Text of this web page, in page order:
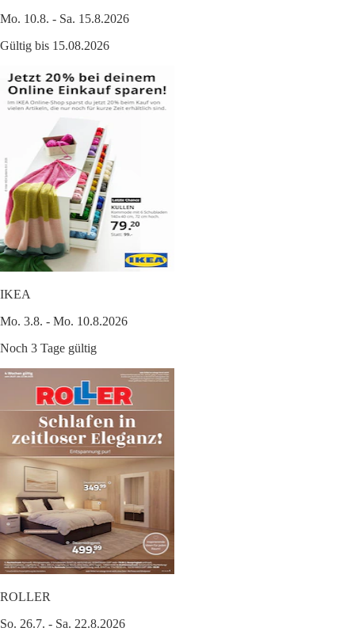
Mo. 10.8. - Sa. 15.8.2026
Gültig bis 15.08.2026
IKEA
Mo. 3.8. - Mo. 10.8.2026
Noch 3 Tage gültig
ROLLER
So. 26.7. - Sa. 22.8.2026